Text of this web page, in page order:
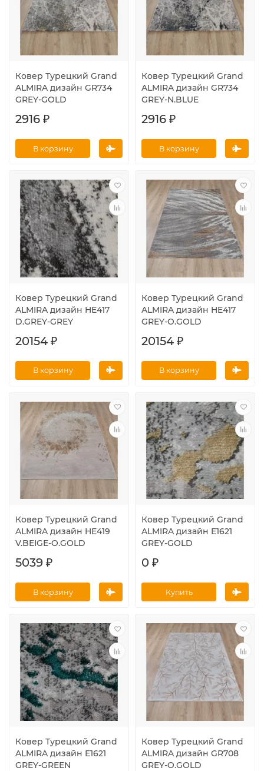
Ковер Турецкий Grand
ALMIRA дизайн GR734
GREY-GOLD
2916 ₽
В корзину
Ковер Турецкий Grand
ALMIRA дизайн GR734
GREY-N.BLUE
2916 ₽
В корзину
Ковер Турецкий Grand
ALMIRA дизайн HE417
D.GREY-GREY
20154 ₽
В корзину
Ковер Турецкий Grand
ALMIRA дизайн HE417
GREY-O.GOLD
20154 ₽
В корзину
Ковер Турецкий Grand
ALMIRA дизайн HE419
V.BEIGE-O.GOLD
5039 ₽
В корзину
Ковер Турецкий Grand
ALMIRA дизайн E1621
GREY-GOLD
0 ₽
Купить
Ковер Турецкий Grand
ALMIRA дизайн E1621
GREY-GREEN
Ковер Турецкий Grand
ALMIRA дизайн GR708
GREY-O.GOLD